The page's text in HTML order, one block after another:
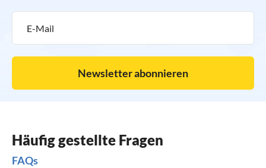
Newsletter abonnieren
Häufig gestellte Fragen
FAQs